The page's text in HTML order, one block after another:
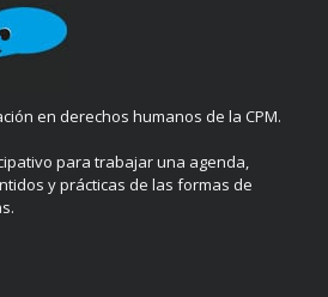
en derechos humanos de la CPM.
para trabajar una agenda,
y prácticas de las formas de